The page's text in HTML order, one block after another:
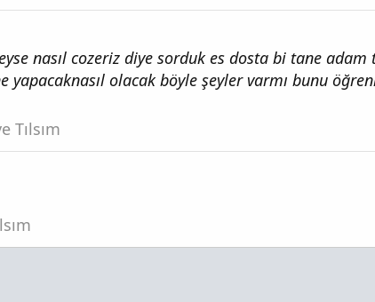
nasıl cozeriz diye sorduk es dosta bi tane adam
olacak böyle şeyler varmı bunu
Tılsım